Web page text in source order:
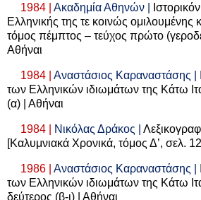
1984 | Ακαδημία Αθηνών |
Ελληνικής της τε κοινώς ομιλουμένης
τόμος πέμπτος – τεύχος πρώτο
Αθήναι
1984 | Αναστάσιος Καραναστάσης |
των Ελληνικών ιδιωμάτων της Κάτω
(α) | Αθήναι
1984 | Νικόλας Δράκος |
[Καλυμνιακά Χρονικά, τόμος Δ’, σελ.
1986 | Αναστάσιος Καραναστάσης |
των Ελληνικών ιδιωμάτων της Κάτω
δεύτερος (β-ι) | Αθήναι